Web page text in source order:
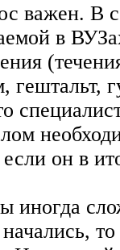
важен. В
в
гештальт,
он в
иногда